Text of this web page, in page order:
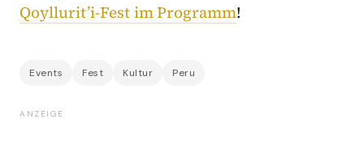
Qoyllurit’i-Fest im Programm!
Events Fest Kultur Peru
ANZEIGE